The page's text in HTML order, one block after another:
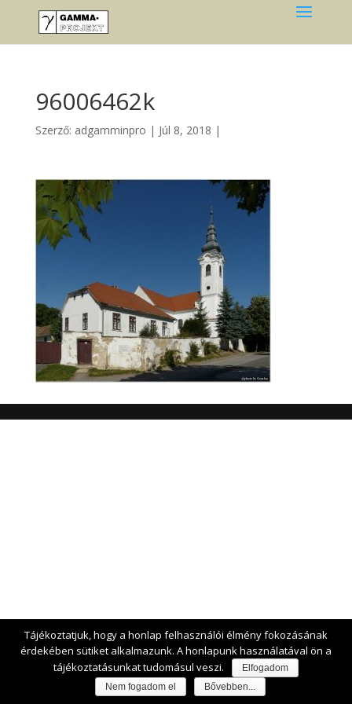
96006462k
Szerző: adgamminpro | Júl 8, 2018 |
Tájékoztatjuk, hogy a honlap felhasználói élmény fokozásának
érdekében sütiket alkalmazunk. A honlapunk használatával ön a
tájékoztatásunkat tudomásul veszi.
Elfogadom
Nem fogadom el
Bővebben...